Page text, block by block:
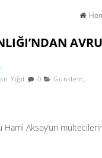
Yiğit 0 Gündem ,
Hami Aksoy’un